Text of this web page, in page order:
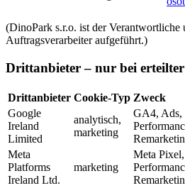
(DinoPark s.r.o. ist der Verantwortliche
Auftragsverarbeiter aufgeführt.)
Drittanbieter – nur bei
Drittanbieter Cookie‑Typ Zweck
Google
Ireland
Limited
analytisch,
marketing
GA4, Ads,
Meta
Platforms
Ireland Ltd.
marketing
Meta Pixel,